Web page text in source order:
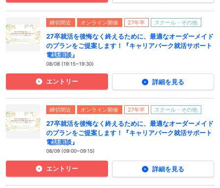
締切間近 オンライン開催 27年卒 スクール・その他
27卒就活を後悔なく終えるために、最適なオーダーメイド
のプランをご提案します！『キャリアパーク就活サポート
電話面談』
08/08 (19:15~19:30)
エントリー 詳細を見る
締切間近 オンライン開催 27年卒 スクール・その他
27卒就活を後悔なく終えるために、最適なオーダーメイド
のプランをご提案します！『キャリアパーク就活サポート
電話面談』
08/09 (09:00~09:15)
エントリー 詳細を見る